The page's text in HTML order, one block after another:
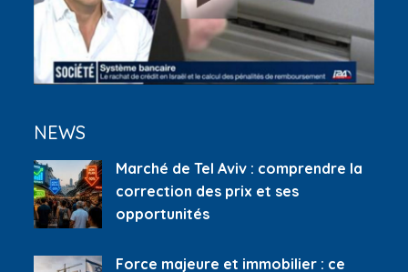
NEWS
Marché de Tel Aviv : comprendre la
correction des prix et ses
opportunités
Force majeure et immobilier : ce